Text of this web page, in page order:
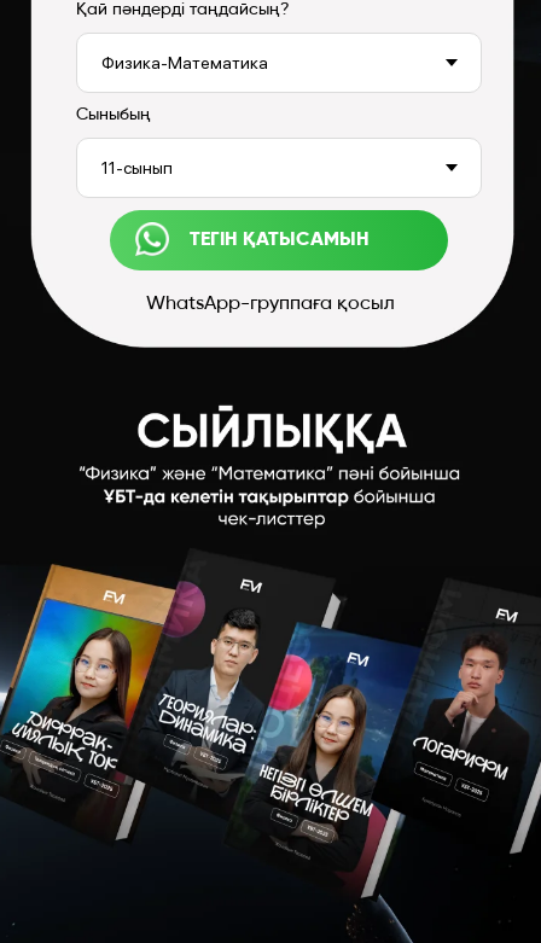
Қай пәндерді таңдайсың?
Сыныбың
ТЕГІН ҚАТЫСАМЫН
WhatsApp-группаға қосыл